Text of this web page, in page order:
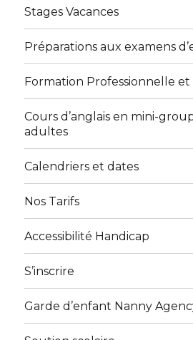
Stages Vacances
Préparations aux examens
Formation Professionnelle et
Cours d’anglais en mini-
adultes
Calendriers et dates
Nos Tarifs
Accessibilité Handicap
S’inscrire
Garde d’enfant Nanny